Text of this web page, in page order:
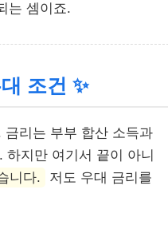
는 셈이죠.
조건 ✨
리는 부부 합산 소득과
지만 여기서 끝이 아니
니다.
저도 우대 금리를